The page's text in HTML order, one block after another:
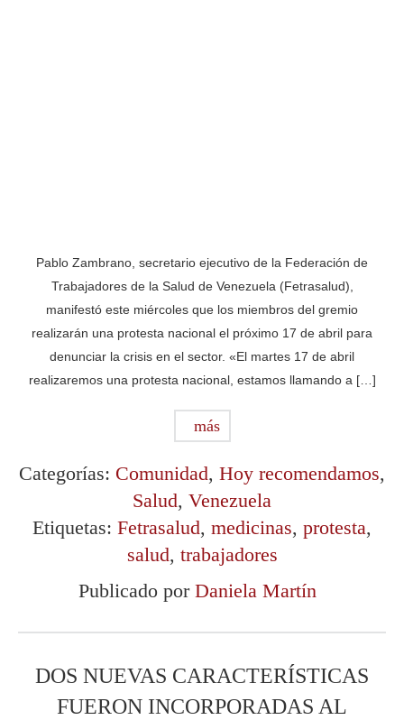
Pablo Zambrano, secretario ejecutivo de la Federación de
Trabajadores de la Salud de Venezuela (Fetrasalud),
manifestó este miércoles que los miembros del gremio
realizarán una protesta nacional el próximo 17 de abril para
denunciar la crisis en el sector. «El martes 17 de abril
realizaremos una protesta nacional, estamos llamando a […]
más
Categorías: Comunidad, Hoy recomendamos,
Salud, Venezuela
Etiquetas: Fetrasalud, medicinas, protesta,
salud, trabajadores
Publicado por Daniela Martín
DOS NUEVAS CARACTERÍSTICAS
FUERON INCORPORADAS AL